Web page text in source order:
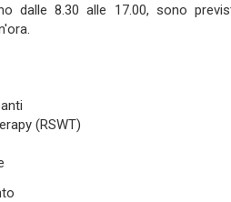
dalle 8.30 alle 17.00, sono
(RSWT)